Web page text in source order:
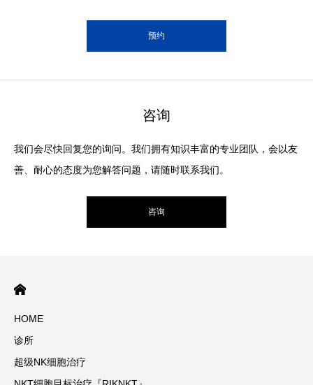
预约
咨询
我们会尽快回复您的询问。我们拥有知识丰富的专业团队，会以友
善、耐心的态度为您解答问题，请随时联系我们。
咨询
HOME
诊所
超级NK细胞治疗